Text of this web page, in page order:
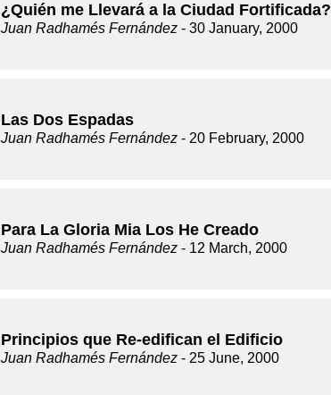
¿Quién me Llevará a la Ciudad Fortificada?
Juan Radhamés Fernández - 30 January, 2000
Las Dos Espadas
Juan Radhamés Fernández - 20 February, 2000
Para La Gloria Mia Los He Creado
Juan Radhamés Fernández - 12 March, 2000
Principios que Re-edifican el Edificio
Juan Radhamés Fernández - 25 June, 2000